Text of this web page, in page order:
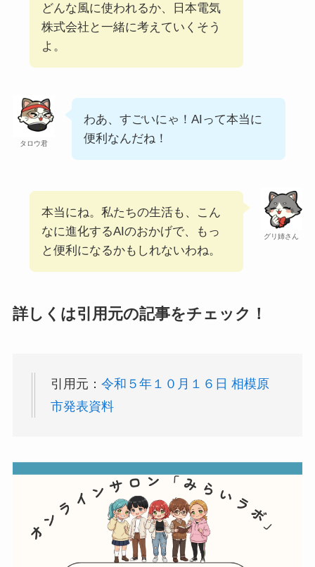
どんな風に使われるか、日本電気
株式会社と一緒に考えていくそう
よ。
タロウ君
わあ、すごいにゃ！AIって本当に
便利なんだね！
グリ姉さん
本当にね。私たちの生活も、こん
なに進化するAIのおかげで、もっ
と便利になるかもしれないわね。
詳しくは引用元の記事をチェック！
引用元： 令和５年１０月１６日 相模原
市発表資料